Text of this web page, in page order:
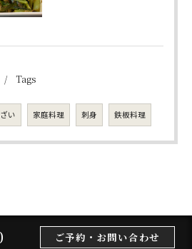
Tags
い 家庭料理 刺身 鉄板料理
ご予約・お問い合わせ